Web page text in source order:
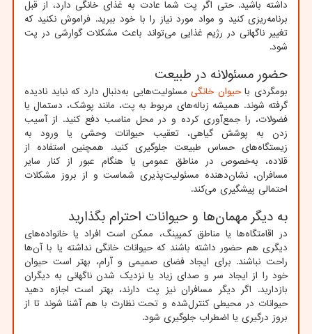
داشته باشید. حتی اگر پت شما عادت به غذای خانگی دارد، از قبل
برنامه‌ریزی کنید و مواد مورد نیاز را با خود ببرید. فراموش نکنید که
تغییر ناگهانی در رژیم غذایی می‌تواند باعث مشکلات گوارشی در پت
شود.
حضور مسئولانه در طبیعت
بومگردی باحیوان خانگیمسئولیت‌هایی به‌دنبال دارد که نباید نادیده
گرفته شوند. همیشه زباله‌های مربوط به پت، مانند پوشک، دستمال یا
فضولات، را جمع‌آوری کرده و در محل مناسب دفع کنید. از آسیب
زدن به پوشش گیاهی، تعقیب حیوانات وحشی یا ورود به
زیستگاه‌های حساس طبیعت جلوگیری کنید. همچنین استفاده از
قلاده، به‌خصوص در مناطق عمومی یا هنگام عبور از کنار سایر
مسافران، نشان‌دهنده مسئولیت‌پذیری شماست و از بروز مشکلات
احتمالی پیشگیری می‌کند.
به دیگر مهمان‌ها و حیوانات احترام بگذارید
در اقامتگاه‌ها یا مناطق کمپینگ، ممکن است افراد یا خانواده‌های
دیگری هم حضور داشته باشند که حیوانات خانگی نداشته یا با آن‌ها
راحت نباشند. برای ایجاد فضای صمیمی و آرام، بهتر است حیوان
خود را از ایجاد سر و صدای زیاد یا نزدیک شدن ناگهانی به دیگران
بازدارید. اگر دیگر مسافران نیز پت دارند، بهتر است اجازه دهید
حیوانات در محیطی کنترل‌شده و تحت نظارت با هم آشنا شوند تا از
بروز درگیری یا اضطراب جلوگیری شود.